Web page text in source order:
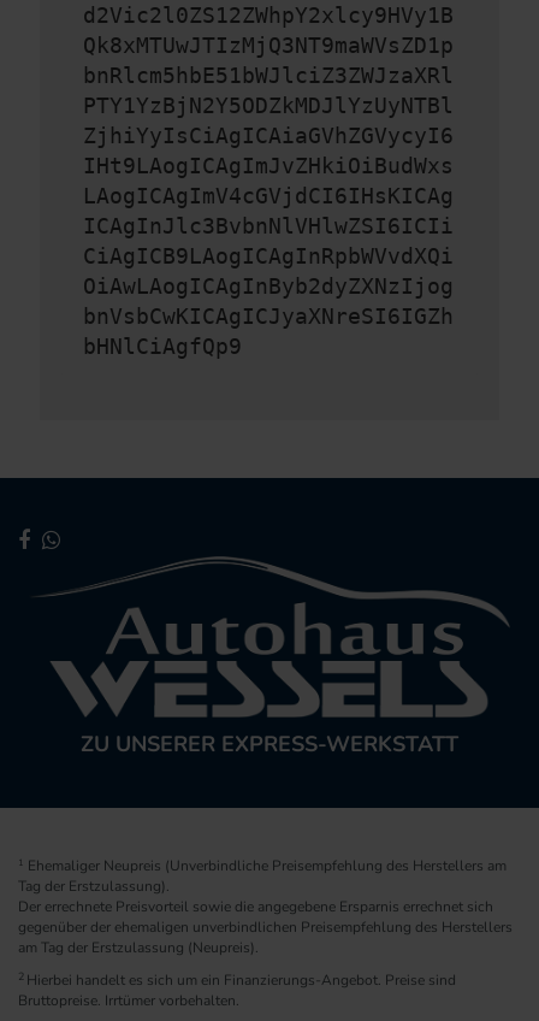
d2Vic2l0ZS12ZWhpY2xlcy9HVy1B
Qk8xMTUwJTIzMjQ3NT9maWVsZD1p
bnRlcm5hbE51bWJlciZ3ZWJzaXRl
PTY1YzBjN2Y5ODZkMDJlYzUyNTBl
ZjhiYyIsCiAgICAiaGVhZGVycyI6
IHt9LAogICAgImJvZHkiOiBudWxs
LAogICAgImV4cGVjdCI6IHsKICAg
ICAgInJlc3BvbnNlVHlwZSI6ICIi
CiAgICB9LAogICAgInRpbWVvdXQi
OiAwLAogICAgInByb2dyZXNzIjog
bnVsbCwKICAgICJyaXNreSI6IGZh
bHNlCiAgfQp9
ZU UNSERER EXPRESS-WERKSTATT
1 Ehemaliger Neupreis (Unverbindliche Preisempfehlung des Herstellers am
Tag der Erstzulassung).
Der errechnete Preisvorteil sowie die angegebene Ersparnis errechnet sich
gegenüber der ehemaligen unverbindlichen Preisempfehlung des Herstellers
am Tag der Erstzulassung (Neupreis).
2 Hierbei handelt es sich um ein Finanzierungs-Angebot. Preise sind
Bruttopreise. Irrtümer vorbehalten.